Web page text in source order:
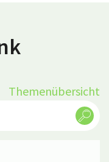
Themenübersicht